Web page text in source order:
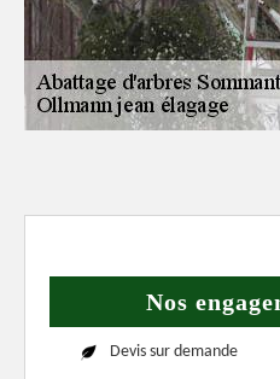
Nos
Devis sur demande